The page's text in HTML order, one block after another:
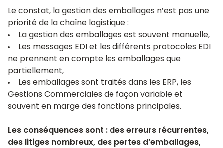
Le constat, la gestion des emballages n’est pas une
priorité de la chaîne logistique :
La gestion des emballages est souvent manuelle,
Les messages EDI et les différents protocoles EDI
ne prennent en compte les emballages que
partiellement,
Les emballages sont traités dans les ERP, les
Gestions Commerciales de façon variable et
souvent en marge des fonctions principales.
Les conséquences sont : des erreurs récurrentes,
des litiges nombreux, des pertes d’emballages,